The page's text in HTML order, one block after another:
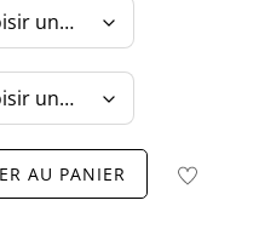
AU PANIER